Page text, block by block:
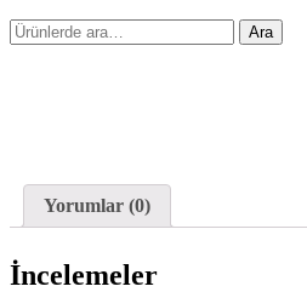
Ara:
Ara
Yorumlar (0)
İncelemeler